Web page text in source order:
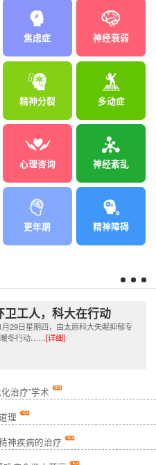
焦虑症 神经衰弱
精神分裂 多动症
心理咨询 神经紊乱
更年期 精神障碍
卫工人，科大在行动
月29日星期四，由太原科大失眠抑郁专
暖冬行动……[详细]
治疗”学术
理
神疾病的治疗